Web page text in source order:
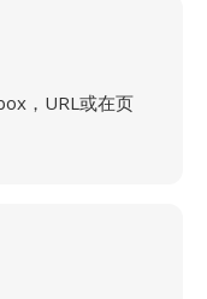
，URL或在页